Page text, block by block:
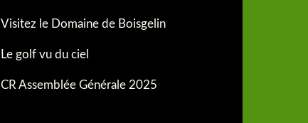
Visitez le Domaine de Boisgelin
Le golf vu du ciel
CR Assemblée Générale 2025